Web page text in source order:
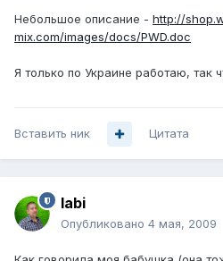
Небольшое описание - http://
mix.com/images/docs/PWD.doc
Я только по Украине работаю, так
Вставить ник Цитата
labi
Опубликовано 4 мая, 2009